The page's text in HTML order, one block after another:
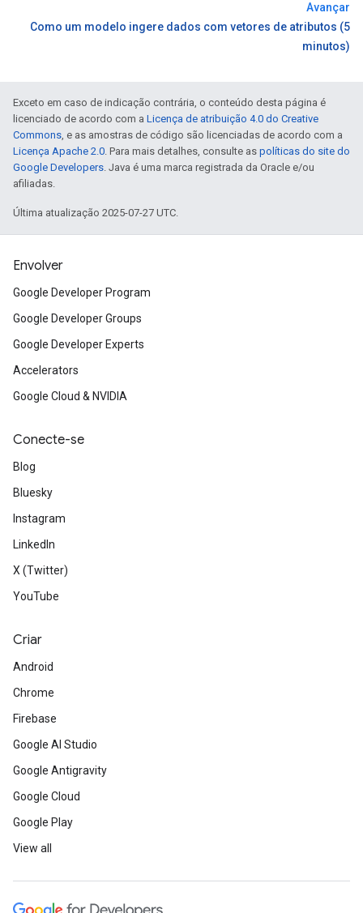
Avançar
Como um modelo ingere dados com vetores de atributos (5
minutos)
Exceto em caso de indicação contrária, o conteúdo desta página é
licenciado de acordo com a Licença de atribuição 4.0 do Creative
Commons, e as amostras de código são licenciadas de acordo com a
Licença Apache 2.0. Para mais detalhes, consulte as políticas do site do
Google Developers. Java é uma marca registrada da Oracle e/ou
afiliadas.
Última atualização 2025-07-27 UTC.
Envolver
Google Developer Program
Google Developer Groups
Google Developer Experts
Accelerators
Google Cloud & NVIDIA
Conecte-se
Blog
Bluesky
Instagram
LinkedIn
X (Twitter)
YouTube
Criar
Android
Chrome
Firebase
Google AI Studio
Google Antigravity
Google Cloud
Google Play
View all